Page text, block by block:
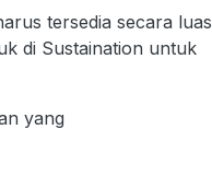
tersedia secara luas
di Sustaination untuk
yang